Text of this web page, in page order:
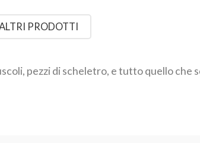
PRODOTTI
pezzi di scheletro, e tutto quello che